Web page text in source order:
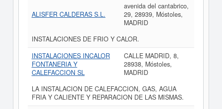
ALISFER CALDERAS S.L.
avenida del cantabrico,
29, 28939, Móstoles,
MADRID
INSTALACIONES DE FRIO Y CALOR.
INSTALACIONES INCALOR
FONTANERIA Y
CALEFACCION SL
CALLE MADRID, 8,
28938, Móstoles,
MADRID
LA INSTALACION DE CALEFACCION, GAS, AGUA
FRIA Y CALIENTE Y REPARACION DE LAS MISMAS.